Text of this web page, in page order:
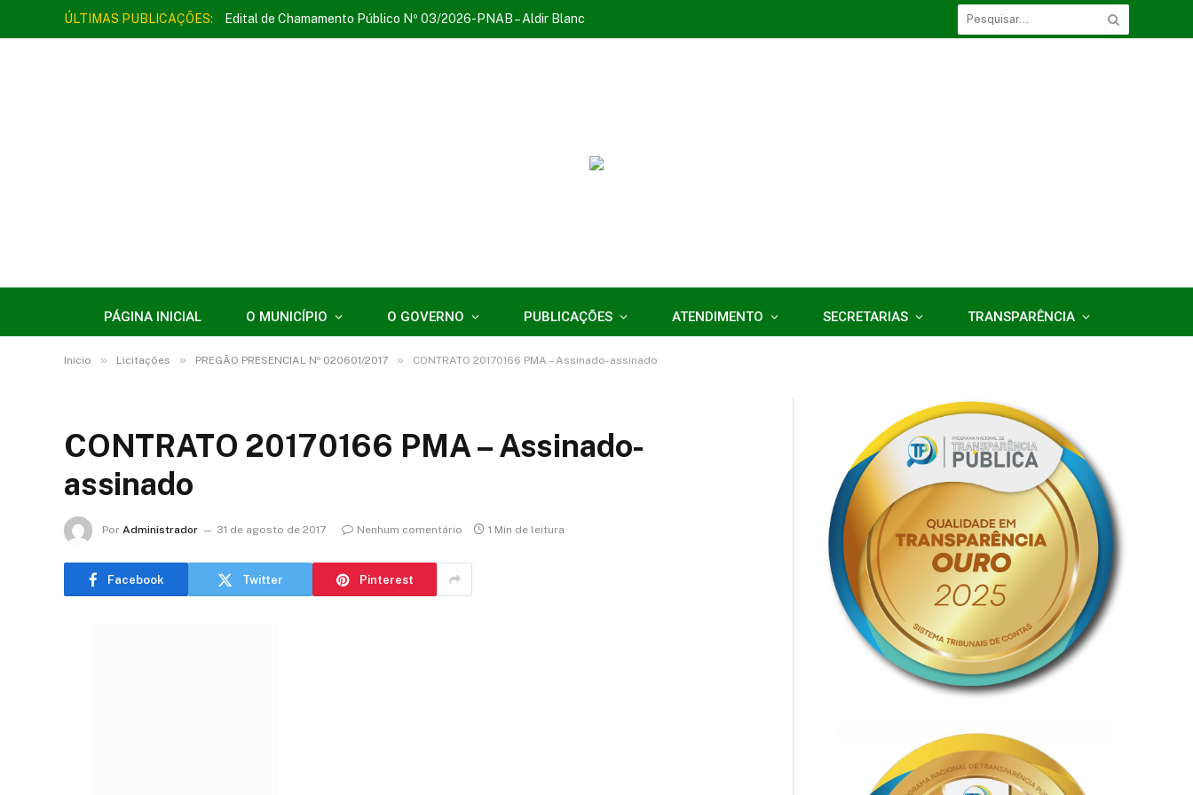
ÚLTIMAS PUBLICAÇÕES: Edital de Chamamento Público Nº 03/2026-PNAB – Aldir Blanc
PÁGINA INICIAL O MUNICÍPIO O GOVERNO PUBLICAÇÕES ATENDIMENTO SECRETARIAS TRANSPARÊNCIA
Início » Licitações » PREGÃO PRESENCIAL Nº 020601/2017 » CONTRATO 20170166 PMA – Assinado-assinado
CONTRATO 20170166 PMA – Assinado-
assinado
Por Administrador 31 de agosto de 2017 Nenhum comentário 1 Min de leitura
Facebook Twitter Pinterest